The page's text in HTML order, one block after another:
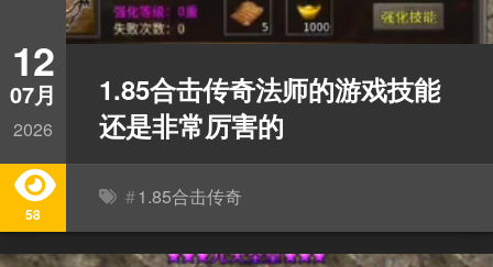
12
07月
2026
58
1.85合击传奇法师的游戏技能
还是非常厉害的
#1.85合击传奇